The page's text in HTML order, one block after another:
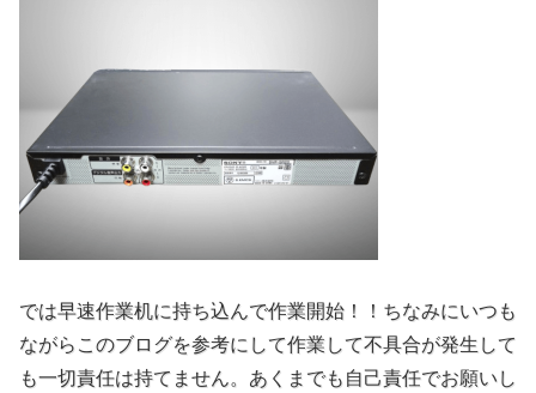
では早速作業机に持ち込んで作業開始！！ちなみにいつも
ながらこのブログを参考にして作業して不具合が発生して
も一切責任は持てません。あくまでも自己責任でお願いし